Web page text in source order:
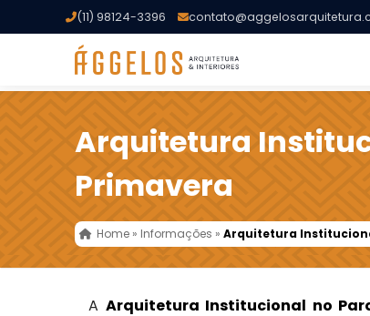
(11) 98124-3396
Arquitetura
Primavera
Home » Informações »Arquitetura
A Arquitetura Institucional no